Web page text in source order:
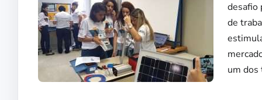
desafio
de
um dos